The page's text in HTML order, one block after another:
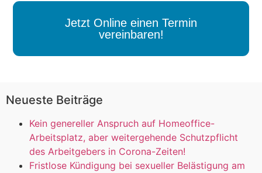
Neueste Beiträge
Kein genereller Anspruch auf Homeoffice-
Arbeitsplatz, aber weitergehende Schutzpflicht
des Arbeitgebers in Corona-Zeiten!
Fristlose Kündigung bei sexueller Belästigung am
Jetzt Online einen Termin
vereinbaren!